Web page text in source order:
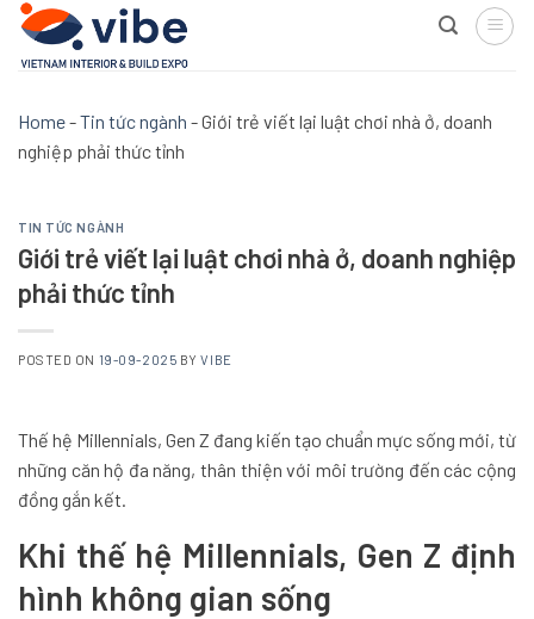
Skip
content
Home-Tin tức ngành -Giới trẻ viết lại luật chơi nhà ở, doanh
nghiệp phải thức tỉnh
TIN TỨC NGÀNH
Giới trẻ viết lại luật chơi nhà ở, doanh nghiệp
phải thức tỉnh
POSTED ON 19-09-2025 BYVIBE
Thế hệ Millennials, Gen Z đang kiến tạo chuẩn mực sống mới, từ
những căn hộ đa năng, thân thiện với môi trường đến các cộng
đồng gắn kết.
Khi thế hệ Millennials, Gen Z định
hình không gian sống